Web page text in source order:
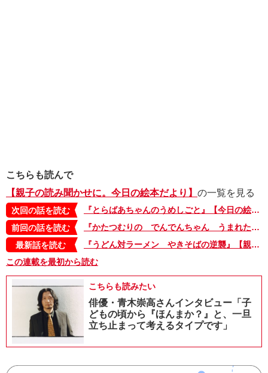
こちらも読んで
【親子の読み聞かせに。今日の絵本だより】 の一覧を見る
次回の話を読む
『とらばあちゃんのうめしごと』【今日の絵本だより 第217回】
前回の話を読む
『かたつむりの でんでんちゃん うまれたよ！』【今日の絵本だより 第215回】
最新話を読む
『うどん対ラーメン やきそばの逆襲』【親子の読み聞かせに。今日の絵本だより 第375回】
この連載を最初から読む
こちらも読みたい
俳優・青木崇高さんインタビュー「子
どもの頃から『ほんまか？』と、一旦
立ち止まって考えるタイプです」